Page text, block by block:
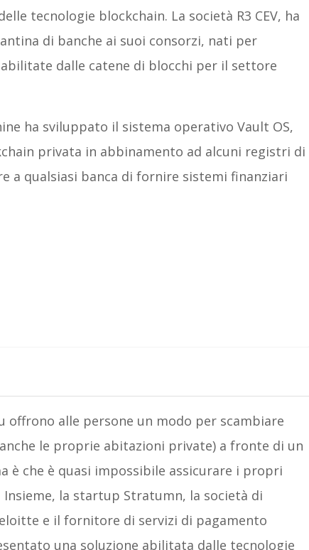
tecnologie blockchain. La società R3 CEV, ha
di banche ai suoi consorzi, nati per
dalle catene di blocchi per il settore
ha sviluppato il sistema operativo Vault OS,
privata in abbinamento ad alcuni registri di
qualsiasi banca di fornire sistemi finanziari
offrono alle persone un modo per scambiare
le proprie abitazioni private) a fronte di un
è che è quasi impossibile assicurare i propri
la startup Stratumn, la società di
e il fornitore di servizi di pagamento
una soluzione abilitata dalle tecnologie